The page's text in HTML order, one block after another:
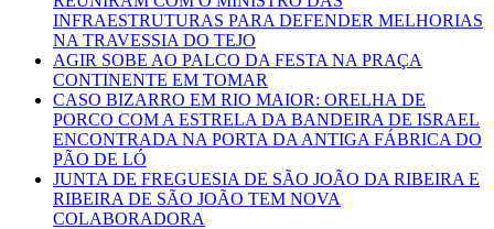
INFRAESTRUTURAS PARA DEFENDER MELHORIAS
NA TRAVESSIA DO TEJO
AGIR SOBE AO PALCO DA FESTA NA PRAÇA
CONTINENTE EM TOMAR
CASO BIZARRO EM RIO MAIOR: ORELHA DE
PORCO COM A ESTRELA DA BANDEIRA DE ISRAEL
ENCONTRADA NA PORTA DA ANTIGA FÁBRICA DO
PÃO DE LÓ
JUNTA DE FREGUESIA DE SÃO JOÃO DA RIBEIRA E
RIBEIRA DE SÃO JOÃO TEM NOVA
COLABORADORA